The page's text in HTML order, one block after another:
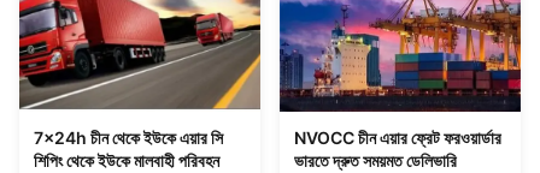
7x24h চীন থেকে ইউকে এয়ার সি
শিপিং থেকে ইউকে মালবাহী পরিবহন
NVOCC চীন এয়ার ফ্রেট ফরওয়ার্ডার
ভারতে দ্রুত সময়মত ডেলিভারি